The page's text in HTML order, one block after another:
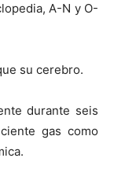
A-N y O-
su cerebro.
durante seis
gas como